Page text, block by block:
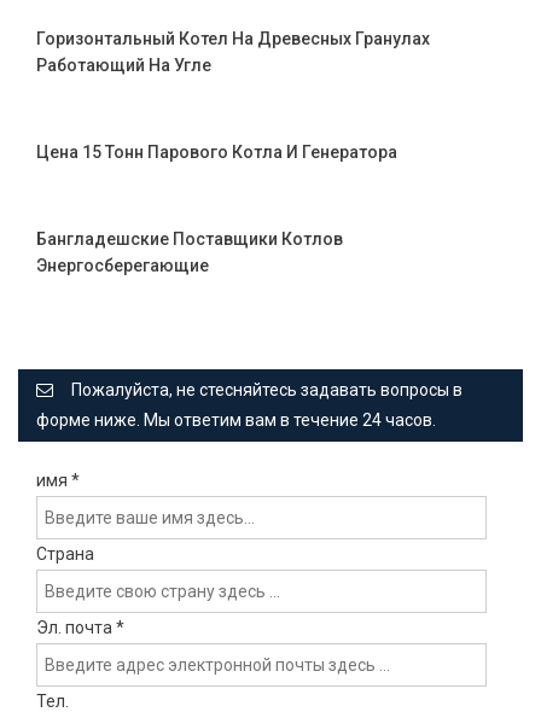
Горизонтальный Котел На Древесных Гранулах
Работающий На Угле
Цена 15 Тонн Парового Котла И Генератора
Бангладешские Поставщики Котлов
Энергосберегающие
Пожалуйста, не стесняйтесь задавать вопросы в
форме ниже. Мы ответим вам в течение 24 часов.
имя *
Страна
Эл. почта *
Тел.